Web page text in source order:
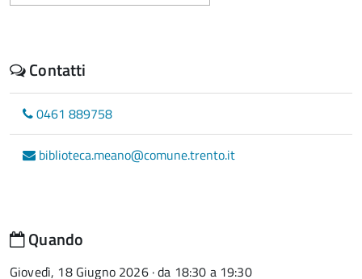
Contatti
0461 889758
biblioteca.meano@comune.trento.it
Quando
Giovedì, 18 Giugno 2026 · da 18:30 a 19:30